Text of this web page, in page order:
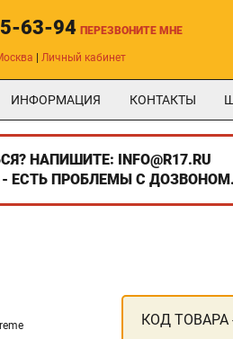
63-94 ПЕРЕЗВОНИТЕ МНЕ
Личный кабинет
ИНФОРМАЦИЯ КОНТАКТЫ
НАПИШИТЕ: INFO@R17.RU
- ЕСТЬ ПРОБЛЕМЫ С
КОД ТОВАРА